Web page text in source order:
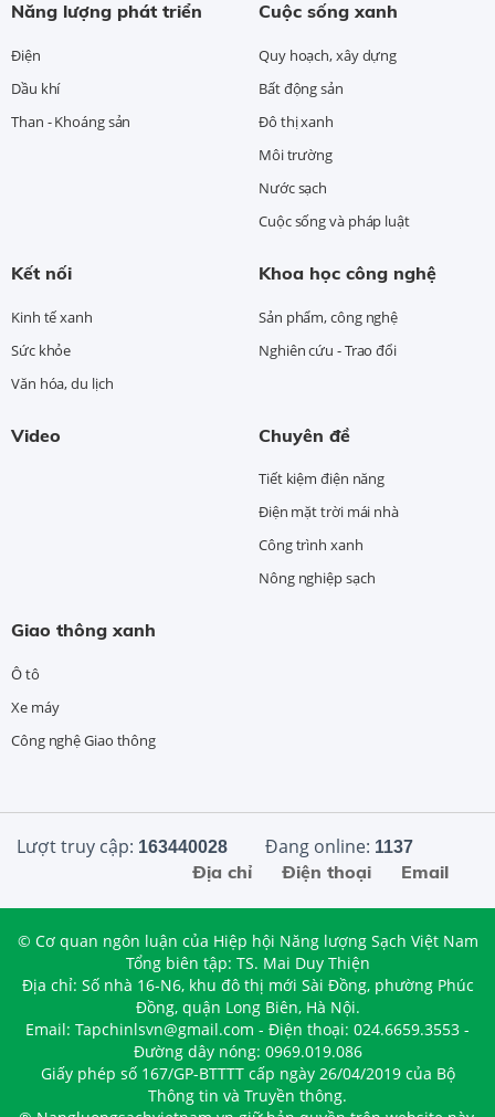
Năng lượng phát triển
Điện
Dầu khí
Than - Khoáng sản
Cuộc sống xanh
Quy hoạch, xây dựng
Bất động sản
Đô thị xanh
Môi trường
Nước sạch
Cuộc sống và pháp luật
Kết nối
Kinh tế xanh
Sức khỏe
Văn hóa, du lịch
Khoa học công nghệ
Sản phẩm, công nghệ
Nghiên cứu - Trao đổi
Video Chuyên đề
Tiết kiệm điện năng
Điện mặt trời mái nhà
Công trình xanh
Nông nghiệp sạch
Giao thông xanh
Ô tô
Xe máy
Công nghệ Giao thông
Lượt truy cập: 163440028 Đang online: 1137
Email
Điện thoại
Địa chỉ
© Cơ quan ngôn luận của Hiệp hội Năng lượng Sạch Việt Nam
Tổng biên tập: TS. Mai Duy Thiện
Địa chỉ: Số nhà 16-N6, khu đô thị mới Sài Đồng, phường Phúc
Đồng, quận Long Biên, Hà Nội.
Email: Tapchinlsvn@gmail.com - Điện thoại: 024.6659.3553 -
Đường dây nóng: 0969.019.086
Giấy phép số 167/GP-BTTTT cấp ngày 26/04/2019 của Bộ
Thông tin và Truyền thông.